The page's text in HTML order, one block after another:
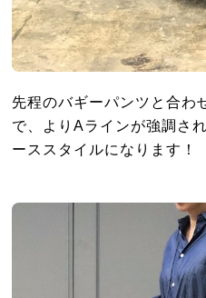
先程のバギーパンツと合わ
で、よりAラインが強調さ
ーススタイルになります！